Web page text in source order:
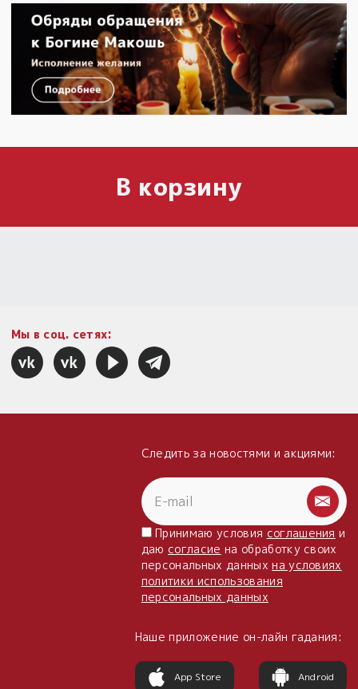
В корзину
Мы в соц. сетях:
Следить за новостями и акциями:
Принимаю условия соглашения и
даю согласие на обработку своих
персональных данныхна условиях
политики использования
персональных данных
Наше приложение он-лайн гадания:
App Store Android